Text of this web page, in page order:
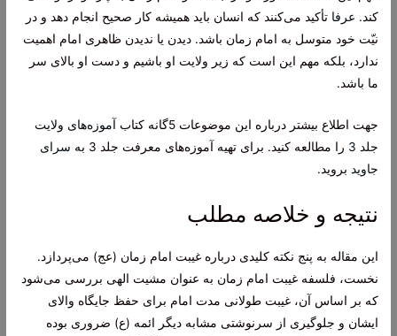
کند. عرفا تأکید می‌کنند که انسان باید همیشه کار صحیح انجام دهد و در
نیّت خود متوسل به امام زمان باشد. دیدن یا ندیدن ظاهری امام اهمیت
ندارد، بلکه مهم این است که زیر ولایت او باشیم و دست او بالای سر
ما باشد.
جهت اطلاع بیشتر درباره این موضوعات 5گانه کتاب
آموزه‌های ولایت
جلد 3
را مطالعه کنید. برای تهیه آموزه‌های معرفت جلد 3 به
سرای
جاوید بروید.
نتیجه و خلاصه مطلب
این مقاله به پنج نکته کلیدی درباره غیبت امام زمان (عج) می‌پردازد.
نخست، فلسفه غیبت امام زمان به عنوان مشیت الهی بررسی می‌شود
که بر اساس آن، غیبت طولانی مدت امام برای حفظ جایگاه والای
ایشان و جلوگیری از سرنوشتی مشابه دیگر ائمه (ع) ضروری بوده